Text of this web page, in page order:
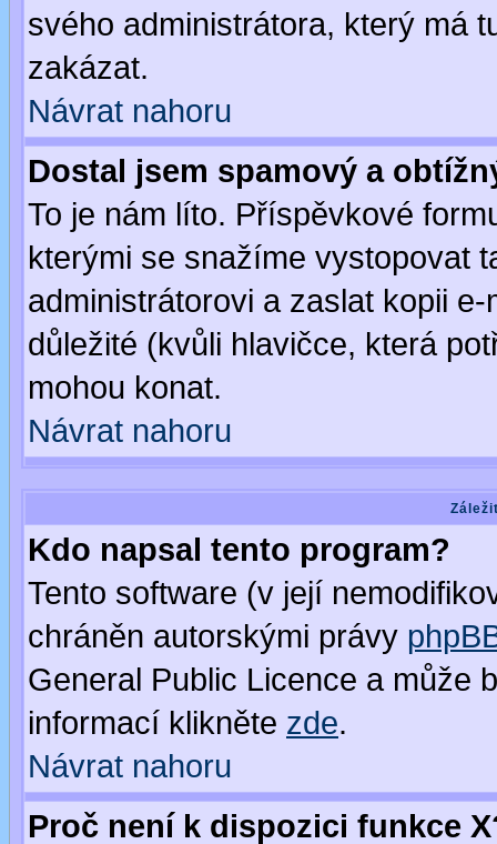
svého administrátora, který má
zakázat.
Návrat nahoru
Dostal jsem spamový a
To je nám líto. Příspěvkové
kterými se snažíme vystopovat
administrátorovi a zaslat kopii
důležité (kvůli hlavičce, která
mohou konat.
Návrat nahoru
Kdo napsal tento program?
Tento software (v její
chráněn autorskými právy
General Public Licence a může
informací klikněte zde.
Návrat nahoru
Proč není k dispozici funkce